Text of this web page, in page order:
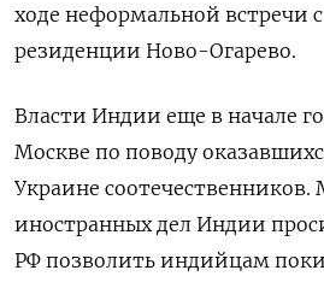
ходе неформальной встречи
резиденции Ново-Огарево.
Власти Индии еще в начале
Москве по поводу
Украине соотечественников.
иностранных дел Индии
РФ позволить индийцам